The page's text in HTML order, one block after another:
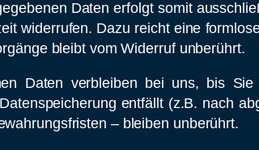
Daten erfolgt somit
widerrufen. Dazu reicht eine
bleibt vom Widerruf unberührt.
Daten verbleiben bei uns, bis
entfällt (z.B. nach
– bleiben unberührt.